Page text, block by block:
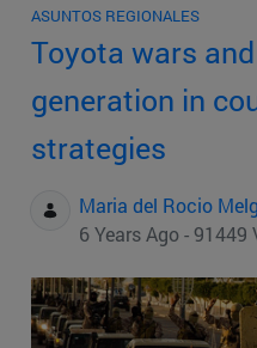
ASUNTOS REGIONALES
Toyota wars
generation in
strategies
Maria del Rocio
6 Years Ago - 91449